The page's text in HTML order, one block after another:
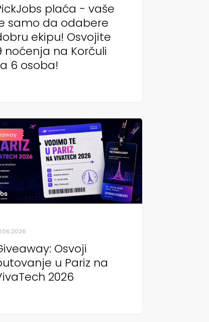
plaća - vaše
samo da odabere
ekipu! Osvojite
noćenja na Korčuli
6 osoba!
Osvoji
u Pariz na
2026